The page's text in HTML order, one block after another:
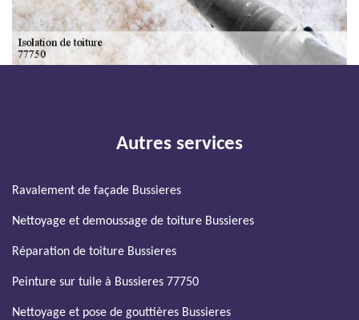
Autres services
Ravalement de façade Bussieres
Nettoyage et demoussage de toiture Bussieres
Réparation de toiture Bussieres
Peinture sur tuile à Bussieres 77750
Nettoyage et pose de gouttières Bussieres